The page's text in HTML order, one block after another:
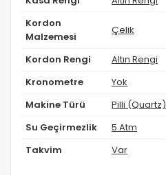
Kordon
Malzemesi
Çelik
Kordon Rengi Altın Rengi
Kronometre Yok
Makine Türü Pilli (Quartz)
Su Geçirmezlik 5 Atm
Takvim Var